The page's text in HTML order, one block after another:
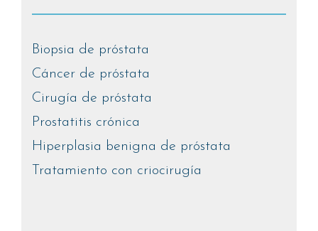
Biopsia de próstata
Cáncer de próstata
Cirugía de próstata
Prostatitis crónica
Hiperplasia benigna de próstata
Tratamiento con criocirugía